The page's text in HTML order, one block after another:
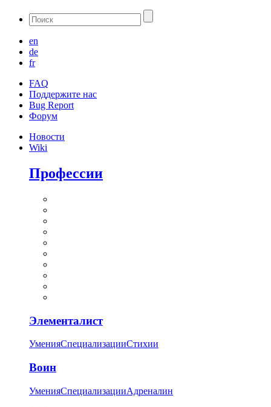
en
de
fr
FAQ
Поддержите нас
Bug Report
Форум
Новости
Wiki
Профессии
Элементалист
УменияСпециализацииСтихии
Воин
УменияСпециализацииАдреналин